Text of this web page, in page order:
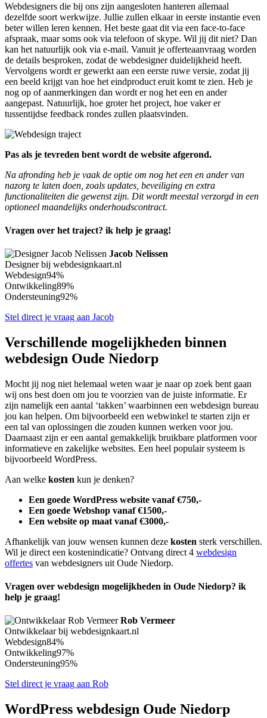
Webdesigners die bij ons zijn aangesloten hanteren allemaal
dezelfde soort werkwijze. Jullie zullen elkaar in eerste instantie even
beter willen leren kennen. Het beste gaat dit via een face-to-face
afspraak, maar soms ook via telefoon of skype. Wil jij dit niet? Dan
kan het natuurlijk ook via e-mail. Vanuit je offerteaanvraag worden
de details besproken, zodat de webdesigner duidelijkheid heeft.
Vervolgens wordt er gewerkt aan een eerste ruwe versie, zodat jij
een beeld krijgt van hoe het eindproduct eruit komt te zien. Heb je
nog op of aanmerkingen dan wordt er nog het een en ander
aangepast. Natuurlijk, hoe groter het project, hoe vaker er
tussentijdse feedback rondes zullen plaatsvinden.
Pas als je tevreden bent wordt de website afgerond.
Na afronding heb je vaak de optie om nog het een en ander van
nazorg te laten doen, zoals updates, beveiliging en extra
functionaliteiten die gewenst zijn. Dit wordt meestal verzorgd in een
optioneel maandelijks onderhoudscontract.
Vragen over het traject? ik help je graag!
Jacob Nelissen
Designer bij webdesignkaart.nl
Webdesign94%
Ontwikkeling89%
Ondersteuning92%
Stel direct je vraag aan Jacob
Verschillende mogelijkheden binnen
webdesign Oude Niedorp
Mocht jij nog niet helemaal weten waar je naar op zoek bent gaan
wij ons best doen om jou te voorzien van de juiste informatie. Er
zijn namelijk een aantal ‘takken’ waarbinnen een webdesign bureau
jou kan helpen. Om bijvoorbeeld een webwinkel te starten zijn er
een tal van oplossingen die zouden kunnen werken voor jou.
Daarnaast zijn er een aantal gemakkelijk bruikbare platformen voor
informatieve en zakelijke websites. Een heel populair systeem is
bijvoorbeeld WordPress.
Aan welke kosten kun je denken?
Een goede WordPress website vanaf €750,-
Een goede Webshop vanaf €1500,-
Een website op maat vanaf €3000,-
Afhankelijk van jouw wensen kunnen deze kosten sterk verschillen.
Wil je direct een kostenindicatie? Ontvang direct 4 webdesign
offertes van webdesigners uit Oude Niedorp.
Vragen over webdesign mogelijkheden in Oude Niedorp? ik
help je graag!
Rob Vermeer
Ontwikkelaar bij webdesignkaart.nl
Webdesign84%
Ontwikkeling97%
Ondersteuning95%
Stel direct je vraag aan Rob
WordPress webdesign Oude Niedorp